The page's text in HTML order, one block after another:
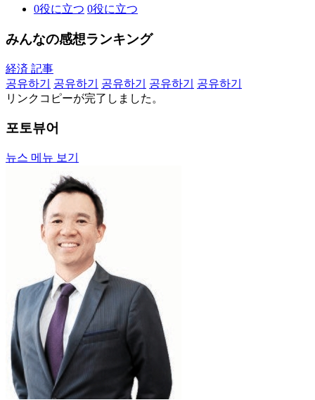
0役に立つ 0役に立つ
みんなの感想ランキング
経済 記事
공유하기
공유하기 공유하기 공유하기
공유하기
リンクコピーが完了しました。
포토뷰어
뉴스 메뉴 보기